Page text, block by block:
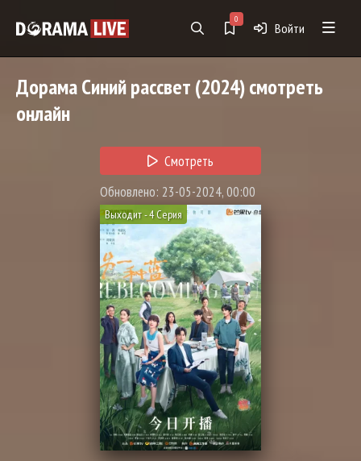
0
Войти
ДорамаСиний рассвет (2024) смотреть
онлайн
Смотреть
Обновлено: 23-05-2024, 00:00
Выходит - 4 Серия